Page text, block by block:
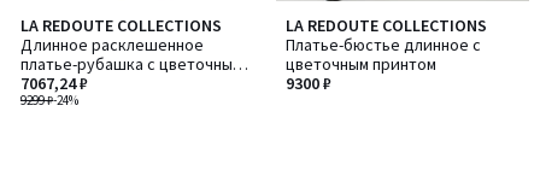
LA REDOUTE COLLECTIONS
Длинное расклешенное
платье-рубашка с цветочным
принтом
9299 ₽-24%
7067,24 ₽
LA REDOUTE COLLECTIONS
Платье-бюстье длинное с
цветочным принтом
9300 ₽